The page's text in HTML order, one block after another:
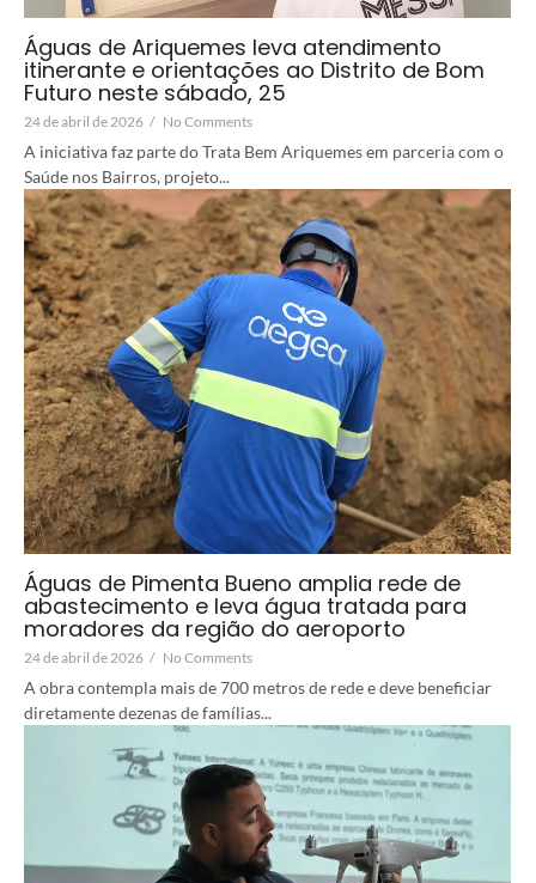
Águas de Ariquemes leva atendimento
itinerante e orientações ao Distrito de Bom
Futuro neste sábado, 25
24 de abril de 2026 / No Comments
A iniciativa faz parte do Trata Bem Ariquemes em parceria com o
Saúde nos Bairros, projeto...
Águas de Pimenta Bueno amplia rede de
abastecimento e leva água tratada para
moradores da região do aeroporto
24 de abril de 2026 / No Comments
A obra contempla mais de 700 metros de rede e deve beneficiar
diretamente dezenas de famílias...